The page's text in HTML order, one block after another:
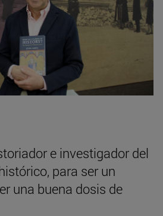
e investigador del
para ser un
una buena dosis de